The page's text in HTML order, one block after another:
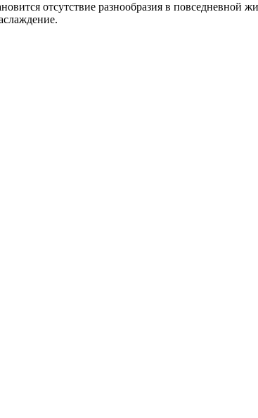
отсутствие разнообразия в повседневной